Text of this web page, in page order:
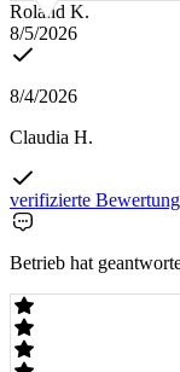
Roland K.
8/5/2026
8/4/2026
Claudia H.
verifizierte Bewertung
Betrieb hat